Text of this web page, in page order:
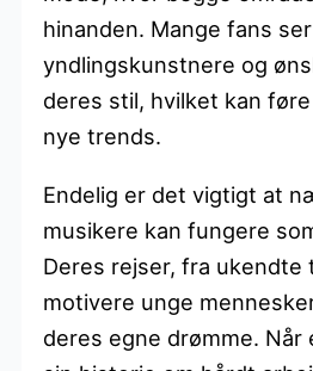
hinanden. Mange fans
yndlingskunstnere og
deres stil, hvilket kan
nye trends.
Endelig er det vigtigt at
musikere kan fungere
Deres rejser, fra ukendte
motivere unge
deres egne drømme. Når